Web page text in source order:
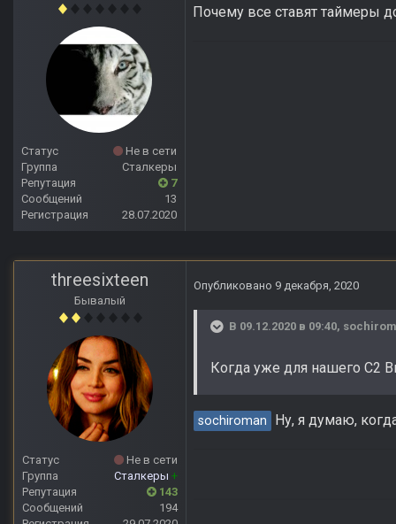
Статус
Не в сети
Группа
Сталкеры
Репутация
7
Сообщений
13
Регистрация
28.07.2020
Почему все ставят таймеры
threesixteen
Бывалый
Статус
Не в сети
Группа
Сталкеры +
Репутация
143
Сообщений
194
Опубликовано 9 декабря, 2020
В 09.12.2020 в 09:40,
Когда уже для нашего С2
sochiroman Ну, я думаю,